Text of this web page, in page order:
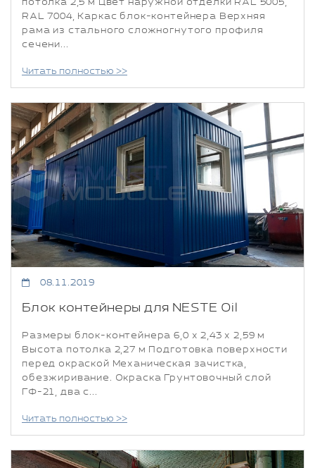
потолка 2,5 м Цвет наружной отделки RAL 5005,
RAL 7004, Каркас блок-контейнера Верхняя
рама из стального сложногнутого профиля
сечени...
Читать полностью >>
08.11.2019
Блок контейнеры для NESTE Oil
Размеры блок-контейнера 6,0 х 2,43 х 2,59 м
Высота потолка 2,27 м Подготовка поверхности
перед окраской Механическая зачистка,
обезжиривание. Окраска Грунтовочный слой
ГФ-21, два с...
Читать полностью >>